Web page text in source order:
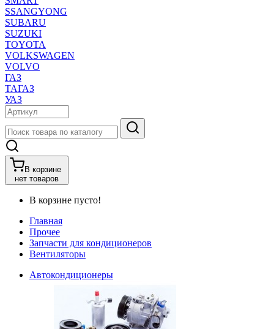
SSANGYONG
SUBARU
SUZUKI
TOYOTA
VOLKSWAGEN
VOLVO
ГАЗ
ТАГАЗ
УАЗ
В корзине
нет товаров
В корзине пусто!
Главная
Прочее
Запчасти для кондиционеров
Вентиляторы
Автокондиционеры